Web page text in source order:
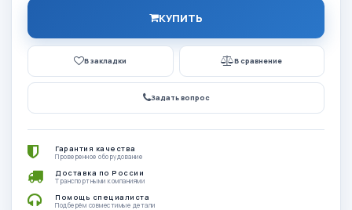
КУПИТЬ
В закладки В сравнение
Задать вопрос
Гарантия качества
Проверенное оборудование
Доставка по России
Транспортными компаниями
Помощь специалиста
Подберём совместимые детали